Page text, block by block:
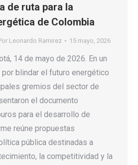
de ruta para la
de Colombia
Leonardo Ramirez 15 mayo, 2026
14 de mayo de 2026. En un
blindar el futuro energético
gremios del sector de
el documento
para el desarrollo de
reúne propuestas
pública destinadas a
la competitividad y la